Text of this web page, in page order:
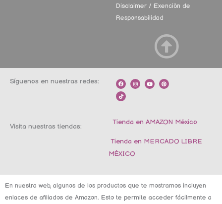
Disclaimer / Exención de
Responsabilidad
Síguenos en nuestras redes:
F
a
c
e
b
I
n
s
m
Y
o
u
P
i
n
t
T
i
k
t
o
Visita nuestras tiendas:
Tienda en AMAZON México
Tienda en MERCADO LIBRE
MÉXICO
En nuestra web, algunos de los productos que te mostramos incluyen
enlaces de afiliados de Amazon. Esto te permite acceder fácilmente a